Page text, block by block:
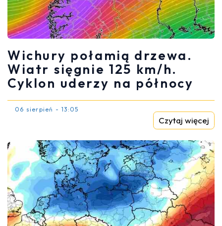
Wichury połamią drzewa.
Wiatr sięgnie 125 km/h.
Cyklon uderzy na północy
06 sierpień - 13:05
Czytaj więcej